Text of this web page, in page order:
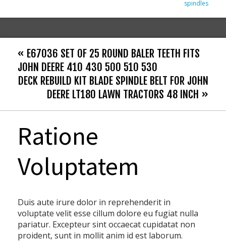
spindles
« E67036 SET OF 25 ROUND BALER TEETH FITS
JOHN DEERE 410 430 500 510 530
DECK REBUILD KIT BLADE SPINDLE BELT FOR JOHN
DEERE LT180 LAWN TRACTORS 48 INCH »
Ratione
Voluptatem
Duis aute irure dolor in reprehenderit in
voluptate velit esse cillum dolore eu fugiat nulla
pariatur. Excepteur sint occaecat cupidatat non
proident, sunt in mollit anim id est laborum.